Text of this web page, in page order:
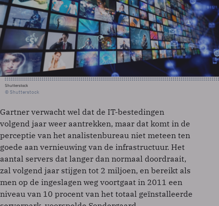
Shutterstock
© Shutterstock
Gartner verwacht wel dat de IT-bestedingen
volgend jaar weer aantrekken, maar dat komt in de
perceptie van het analistenbureau niet meteen ten
goede aan vernieuwing van de infrastructuur. Het
aantal servers dat langer dan normaal doordraait,
zal volgend jaar stijgen tot 2 miljoen, en bereikt als
men op de ingeslagen weg voortgaat in 2011 een
niveau van 10 procent van het totaal geïnstalleerde